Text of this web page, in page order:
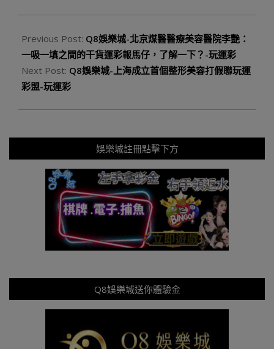
Previous Post: Q8娛樂城-北京煤醫醫療美容醫院李艷：
一吸一填之間的干貨運彩報馬仔，了解一下？-玩運彩
Next Post: Q8娛樂城-上海成立首個整形美容打假聯玩運
彩盟-玩運彩
娛樂城註冊點擊下方
Q8娛樂城送你體驗金